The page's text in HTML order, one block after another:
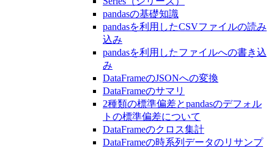
pandasの基礎知識
pandasを利用したCSVファイルの読み
込み
pandasを利用したファイルへの書き込
み
DataFrameのJSONへの変換
DataFrameのサマリ
2種類の標準偏差とpandasのデフォル
トの標準偏差について
DataFrameのクロス集計
DataFrameの時系列データのリサンプ